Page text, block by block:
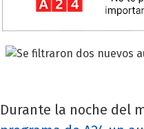
Durante la noche del